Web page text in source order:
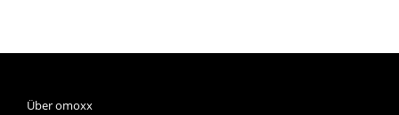
Über omoxx